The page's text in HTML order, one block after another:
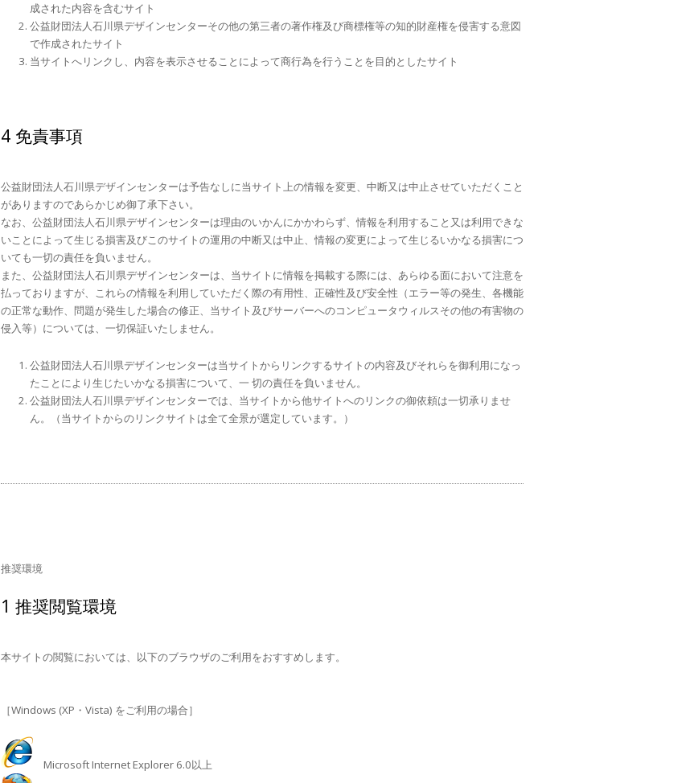
成された内容を含むサイト
公益財団法人石川県デザインセンターその他の第三者の著作権及び商標権等の知的財産権を侵害する意図
で作成されたサイト
当サイトへリンクし、内容を表示させることによって商行為を行うことを目的としたサイト
4 免責事項
公益財団法人石川県デザインセンターは予告なしに当サイト上の情報を変更、中断又は中止させていただくこと
がありますのであらかじめ御了承下さい。
なお、公益財団法人石川県デザインセンターは理由のいかんにかかわらず、情報を利用すること又は利用できな
いことによって生じる損害及びこのサイトの運用の中断又は中止、情報の変更によって生じるいかなる損害につ
いても一切の責任を負いません。
また、公益財団法人石川県デザインセンターは、当サイトに情報を掲載する際には、あらゆる面において注意を
払っておりますが、これらの情報を利用していただく際の有用性、正確性及び安全性（エラー等の発生、各機能
の正常な動作、問題が発生した場合の修正、当サイト及びサーバーへのコンピュータウィルスその他の有害物の
侵入等）については、一切保証いたしません。
公益財団法人石川県デザインセンターは当サイトからリンクするサイトの内容及びそれらを御利用になっ
たことにより生じたいかなる損害について、一 切の責任を負いません。
公益財団法人石川県デザインセンターでは、当サイトから他サイトへのリンクの御依頼は一切承りませ
ん。（当サイトからのリンクサイトは全て全景が選定しています。）
推奨環境
1 推奨閲覧環境
本サイトの閲覧においては、以下のブラウザのご利用をおすすめします。
［Windows (XP・Vista) をご利用の場合］
Microsoft Internet Explorer 6.0以上